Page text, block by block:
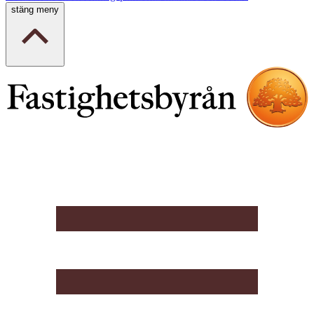
stäng meny